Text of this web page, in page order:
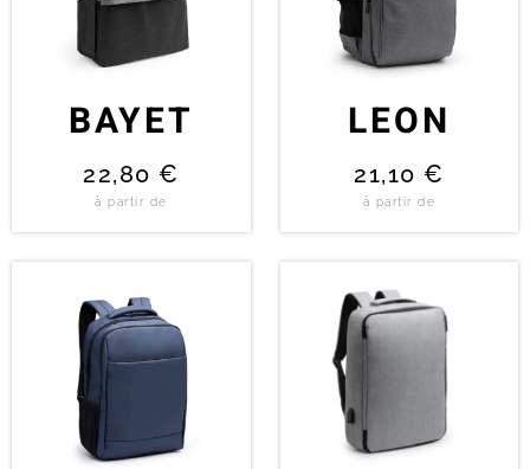
BAYET
22,80 €
à partir de
LEON
21,10 €
à partir de